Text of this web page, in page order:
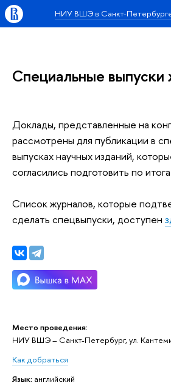
НИУ ВШЭ в Санкт-
Место проведения:
НИУ ВШЭ – Санкт-Петербург, ул.
Как добраться
Язык: английский
Специальные выпуски
Доклады, представленные на
рассмотрены для публикации в
выпусках научных изданий,
согласились подготовить по
Список журналов, которые
сделать спецвыпуски, доступен